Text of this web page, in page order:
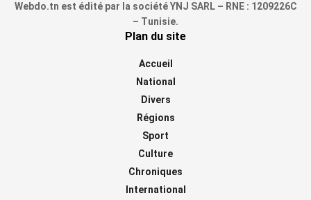
Webdo.tn est édité par la société YNJ SARL – RNE : 1209226C
– Tunisie.
Plan du site
Accueil
National
Divers
Régions
Sport
Culture
Chroniques
International